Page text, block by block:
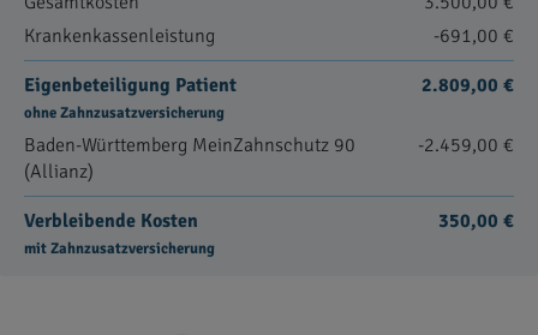
Krankenkassenleistung
-691,00 €
Eigenbeteiligung Patient
ohne Zahnzusatzversicherung
2.809,00 €
Baden-Württemberg MeinZahnschutz 90
(Allianz)
-2.459,00 €
Verbleibende Kosten
mit Zahnzusatzversicherung
350,00 €